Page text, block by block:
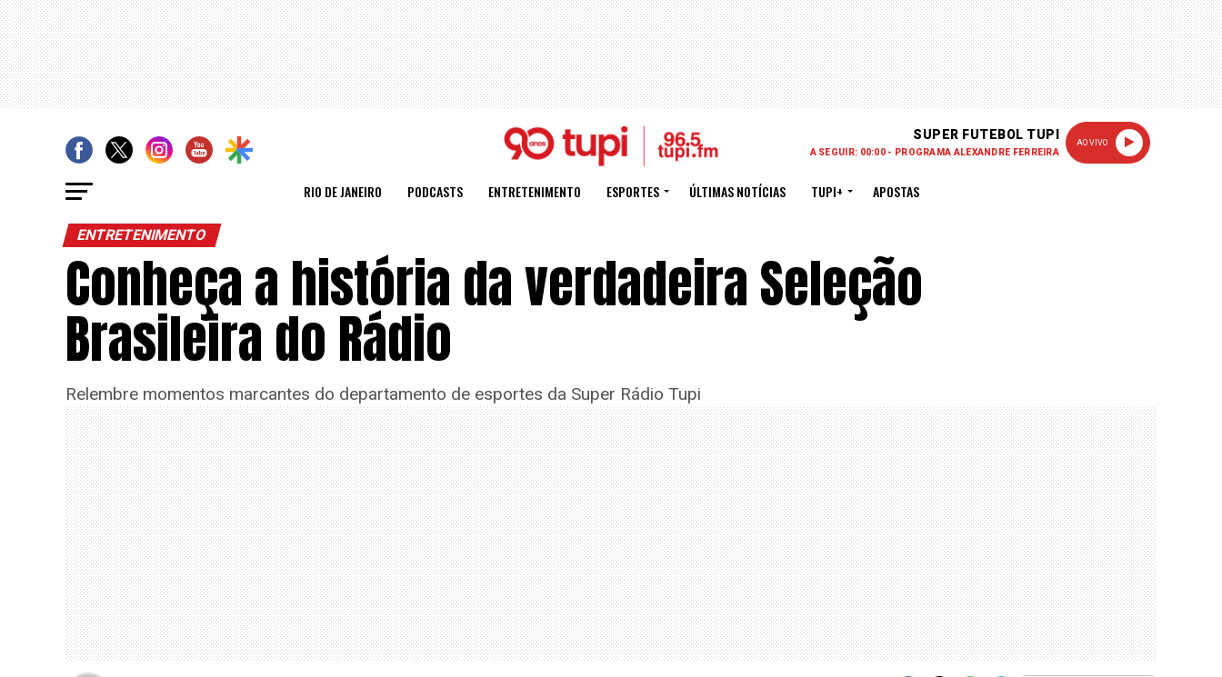
SUPER FUTEBOL TUPI
A SEGUIR: 00:00 - PROGRAMA ALEXANDRE FERREIRA
AO VIVO
RIO DE JANEIRO PODCASTS ENTRETENIMENTO ESPORTES ÚLTIMAS NOTÍCIAS TUPI+ APOSTAS
ENTRETENIMENTO
Conheça a história da verdadeira Seleção
Brasileira do Rádio
Relembre momentos marcantes do departamento de esportes da Super Rádio Tupi